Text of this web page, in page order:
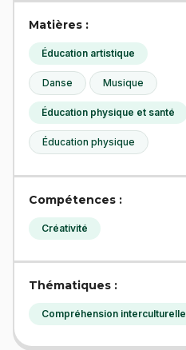
Matières :
Éducation artistique
Danse Musique
Éducation physique et santé
Éducation physique
Compétences :
Créativité
Thématiques :
Compréhension interculturelle